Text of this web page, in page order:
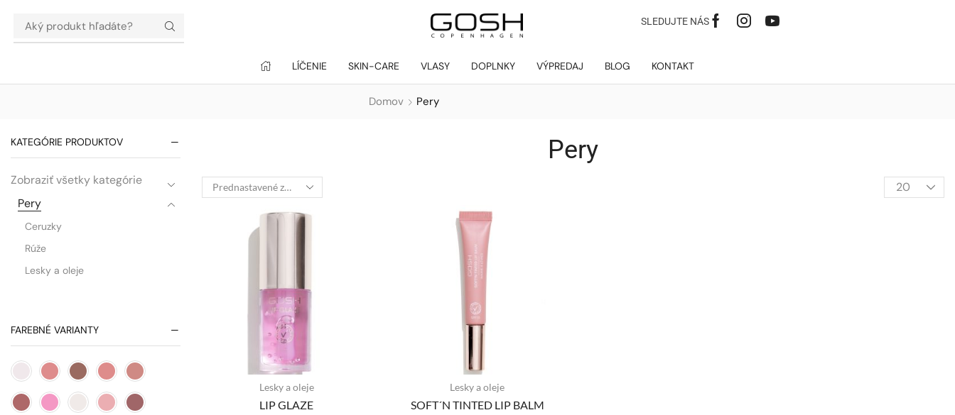
SLEDUJTE NÁS
LÍČENIE SKIN-CARE VLASY DOPLNKY VÝPREDAJ BLOG KONTAKT
Domov Pery
KATEGÓRIE PRODUKTOV
Zobraziť všetky kategórie
Pery
Ceruzky
Rúže
Lesky a oleje
FAREBNÉ VARIANTY
Pery
Lesky a oleje
LIP GLAZE
Lesky a oleje
SOFT´N TINTED LIP BALM